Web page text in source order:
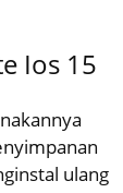
Ios 15
ulang